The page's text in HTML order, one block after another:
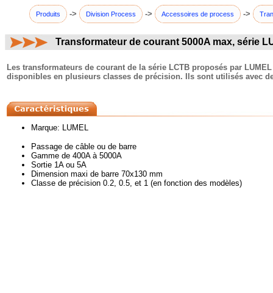
Produits -> Division Process -> Accessoires de process ->
Transformateur de courant 5000A max, série
Les transformateurs de courant de la série LCTB proposés par
disponibles en plusieurs classes de précision. Ils sont utilisés avec
Marque: LUMEL
Passage de câble ou de barre
Gamme de 400A à 5000A
Sortie 1A ou 5A
Dimension maxi de barre 70x130 mm
Classe de précision 0.2, 0.5, et 1 (en fonction des modèles)